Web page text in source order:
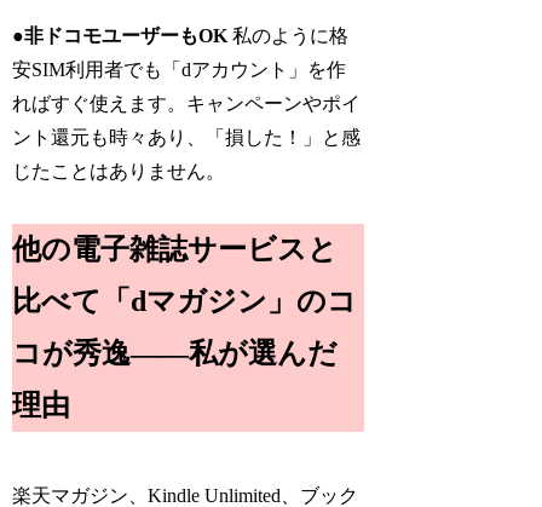
●非ドコモユーザーもOK 私のように格
安SIM利用者でも「dアカウント」を作
ればすぐ使えます。キャンペーンやポイ
ント還元も時々あり、「損した！」と感
じたことはありません。
他の電子雑誌サービスと
比べて「dマガジン」のコ
コが秀逸――私が選んだ
理由
楽天マガジン、Kindle Unlimited、ブック